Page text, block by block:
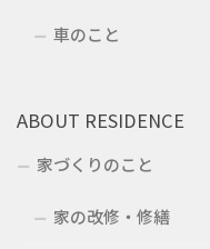
車のこと
ABOUT RESIDENCE
家づくりのこと
家の改修・修繕